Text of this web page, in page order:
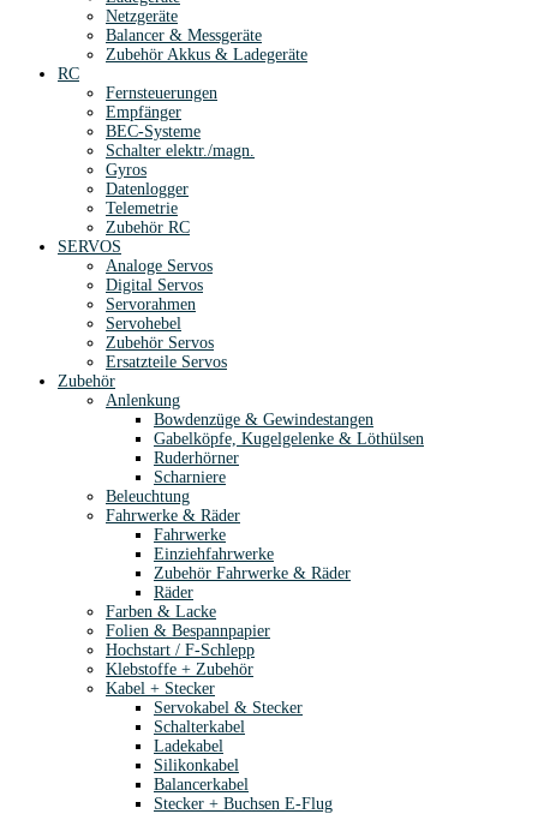
Netzgeräte
Balancer & Messgeräte
Zubehör Akkus & Ladegeräte
RC
Fernsteuerungen
Empfänger
BEC-Systeme
Schalter elektr./magn.
Gyros
Datenlogger
Telemetrie
Zubehör RC
SERVOS
Analoge Servos
Digital Servos
Servorahmen
Servohebel
Zubehör Servos
Ersatzteile Servos
Zubehör
Anlenkung
Bowdenzüge & Gewindestangen
Gabelköpfe, Kugelgelenke & Löthülsen
Ruderhörner
Scharniere
Beleuchtung
Fahrwerke & Räder
Fahrwerke
Einziehfahrwerke
Zubehör Fahrwerke & Räder
Räder
Farben & Lacke
Folien & Bespannpapier
Hochstart / F-Schlepp
Klebstoffe + Zubehör
Kabel + Stecker
Servokabel & Stecker
Schalterkabel
Ladekabel
Silikonkabel
Balancerkabel
Stecker + Buchsen E-Flug